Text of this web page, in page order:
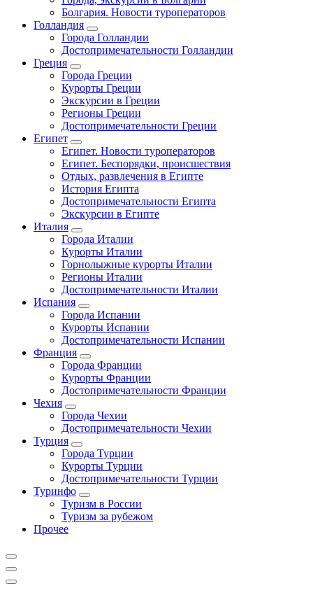
Болгария. Новости туроператоров
Голландия
Города Голландии
Достопримечательности Голландии
Греция
Города Греции
Курорты Греции
Экскурсии в Греции
Регионы Греции
Достопримечательности Греции
Египет
Египет. Новости туроператоров
Египет. Беспорядки, происшествия
Отдых, развлечения в Египте
История Египта
Достопримечательности Египта
Экскурсии в Египте
Италия
Города Италии
Курорты Италии
Горнолыжные курорты Италии
Регионы Италии
Достопримечательности Италии
Испания
Города Испании
Курорты Испании
Достопримечательности Испании
Франция
Города Франции
Курорты Франции
Достопримечательности Франции
Чехия
Города Чехии
Достопримечательности Чехии
Турция
Города Турции
Курорты Турции
Достопримечательности Турции
Туринфо
Туризм в России
Туризм за рубежом
Прочее